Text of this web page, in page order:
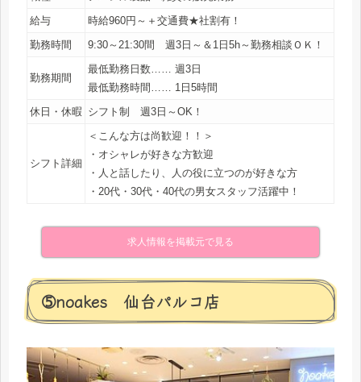
給与
時給960円～＋交通費★社割有！
勤務時間
9:30～21:30間 週3日～＆1日5h～勤務相談ＯＫ！
勤務期間
最低勤務日数…… 週3日
最低勤務時間…… 1日5時間
休日・休暇 シフト制 週3日～OK！
シフト詳細
＜こんな方は尚歓迎！！＞
・オシャレが好きな方歓迎
・人と話したり、人の役に立つのが好きな方
・20代・30代・40代の男女スタッフ活躍中！
求人情報を掲載元で見る
➄noakes 仙台パルコ店